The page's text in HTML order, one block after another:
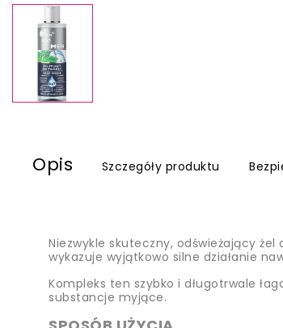
Opis Szczegóły produktu
Niezwykle skuteczny, odświeżający
wykazuje wyjątkowo silne działanie
Kompleks ten szybko i długotrwale
substancje myjące.